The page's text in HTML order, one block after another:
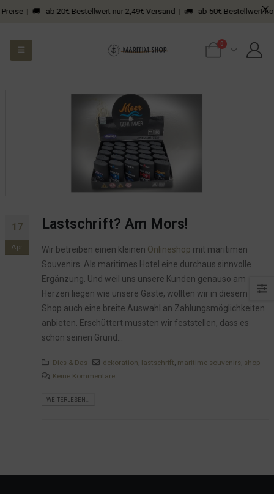
| 🚚 ab 20€ Bestellwert nur 2,49€ Versand | 🚛 ab 50€ Bestellwert
0
17
Apr.
Lastschrift? Am Mors!
Wir betreiben einen kleinen Onlineshop mit maritimen
Souvenirs. Als maritimes Hotel eine durchaus sinnvolle
Ergänzung. Und weil uns unsere Kunden genauso am
Herzen liegen wie unsere Gäste, wollten wir in diesem
Shop auch eine breite Auswahl an Zahlungsmöglichkeiten
anbieten. Erschüttert mussten wir feststellen, dass es
schon seinen Grund...
Dies & Das dekoration, lastschrift, maritime souvenirs, shop
Keine Kommentare
WEITERLESEN...